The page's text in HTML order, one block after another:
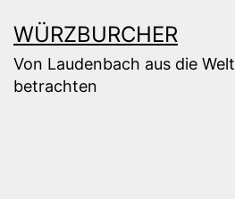
Inhalt
springen
WÜRZBURCHER
Von Laudenbach aus die Welt
betrachten